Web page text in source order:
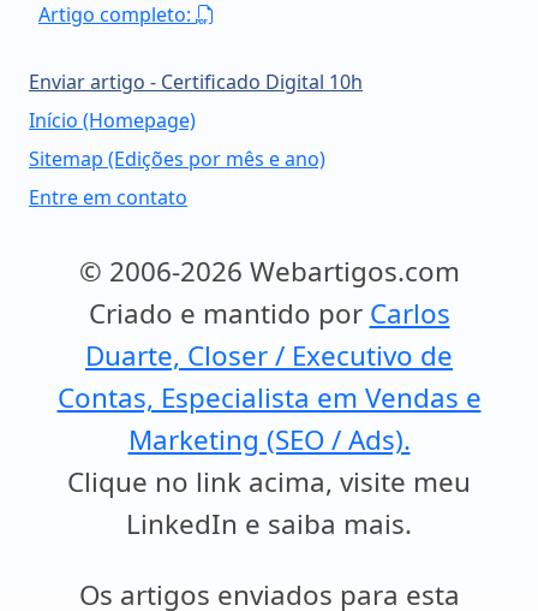
Artigo completo:
Enviar artigo - Certificado Digital 10h
Início (Homepage)
Sitemap (Edições por mês e ano)
Entre em contato
© 2006-2026 Webartigos.com
Criado e mantido por Carlos
Duarte, Closer / Executivo de
Contas, Especialista em Vendas e
Marketing (SEO / Ads).
Clique no link acima, visite meu
LinkedIn e saiba mais.
Os artigos enviados para esta